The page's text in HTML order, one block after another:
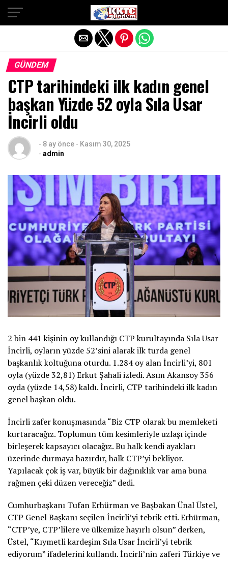
GÜNDEM
CTP tarihindeki ilk kadın genel
başkan Yüzde 52 oyla Sıla Usar
İncirli oldu
- 8 ay önce - Kasım 30, 2025
- admin
2 bin 441 kişinin oy kullandığı CTP kurultayında Sıla Usar
İncirli, oyların yüzde 52’sini alarak ilk turda genel
başkanlık koltuğuna oturdu. 1.284 oy alan İncirli’yi, 801
oyla (yüzde 32,81) Erkut Şahali izledi. Asım Akansoy 356
oyda (yüzde 14,58) kaldı. İncirli, CTP tarihindeki ilk kadın
genel başkan oldu.
İncirli zafer konuşmasında “Biz CTP olarak bu memleketi
kurtaracağız. Toplumun tüm kesimleriyle uzlaşı içinde
birleşerek kapsayıcı olacağız. Bu halk kendi ayakları
üzerinde durmaya hazırdır, halk CTP’yi bekliyor.
Yapılacak çok iş var, büyük bir dağınıklık var ama buna
rağmen çeki düzen vereceğiz” dedi.
Cumhurbaşkanı Tufan Erhürman ve Başbakan Ünal Üstel,
CTP Genel Başkanı seçilen İncirli’yi tebrik etti. Erhürman,
“CTP’ye, CTP’lilere ve ülkemize hayırlı olsun” derken,
Üstel, “Kıymetli kardeşim Sıla Usar İncirli’yi tebrik
ediyorum” ifadelerini kullandı. İncirli’nin zaferi Türkiye ve
Exit mobile version